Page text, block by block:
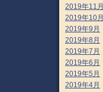
2019年11月
2019年10月
2019年9月
2019年8月
2019年7月
2019年6月
2019年5月
2019年4月